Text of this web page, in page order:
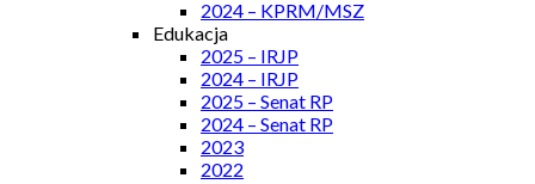
2024 – KPRM/MSZ
Edukacja
2025 – IRJP
2024 – IRJP
2025 – Senat RP
2024 – Senat RP
2023
2022